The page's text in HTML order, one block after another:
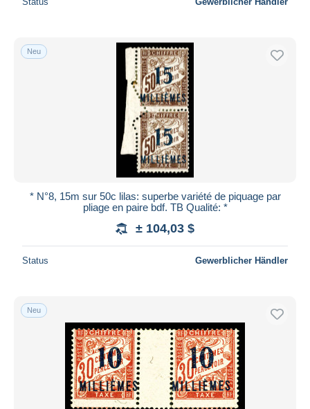
Neu
* N°8, 15m sur 50c lilas: superbe variété de piquage par
pliage en paire bdf. TB Qualité: *
± 104,03 $
Status Gewerblicher Händler
Neu